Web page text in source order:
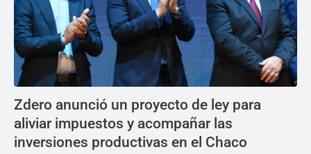
Zdero anunció un proyecto de ley para
aliviar impuestos y acompañar las
inversiones productivas en el Chaco